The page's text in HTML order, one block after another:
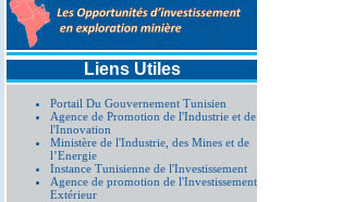
Liens Utiles
Portail Du Gouvernement Tunisien
Agence de Promotion de l'Industrie et de
l'Innovation
Ministère de l'Industrie, des Mines et de
l’Energie
Instance Tunisienne de l'Investissement
Agence de promotion de l'Investissement
Extérieur